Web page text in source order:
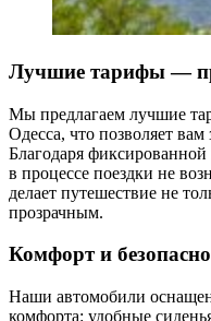
Лучшие тарифы —
Мы предлагаем лучшие
Одесса, что позволяет вам
Благодаря
в процессе поездки не
делает путешествие не
прозрачным.
Комфорт и
Наши автомобили
комфорта: удобные